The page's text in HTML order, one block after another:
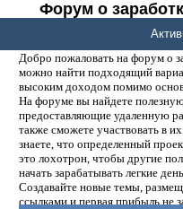
Форум о
Добро пожаловать на форум о
можно найти подходящий
высоким доходом помимо
На форуме вы найдете
предоставляющие удаленную
также сможете участвовать в
знаете, что определенный
это лохотрон, чтобы другие
начать зарабатывать легкие
Создавайте новые темы,
ссылками и первая прибыль не